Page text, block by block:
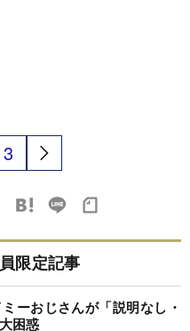
3
限定記事
ーおじさんが「説明なし・
困惑